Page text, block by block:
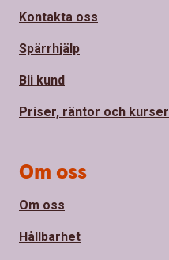
Kontakta oss
Spärrhjälp
Bli kund
Priser, räntor och kurser
Om oss
Om oss
Hållbarhet